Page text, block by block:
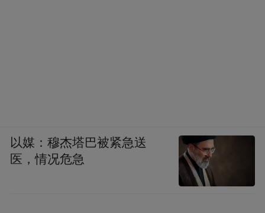
以媒：穆杰塔巴被紧急送
医，情况危急